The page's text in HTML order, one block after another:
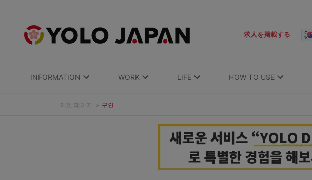
求人を掲載する
INFORMATION WORK LIFE HOW TO USE
메인 페이지 구인